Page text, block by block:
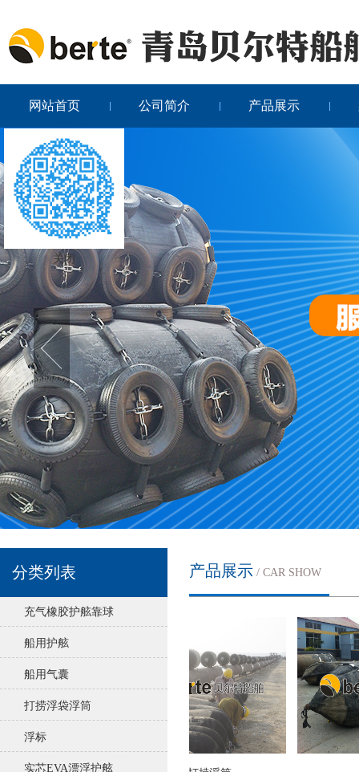
网站首页 公司简介 产品展示
分类列表
充气橡胶护舷靠球
船用护舷
船用气囊
打捞浮袋浮筒
浮标
实芯EVA漂浮护舷
产品展示 / CAR SHOW
关闭